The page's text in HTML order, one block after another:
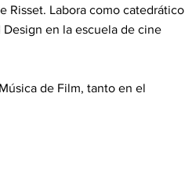
Risset. Labora como catedrático
en la escuela de cine
de Film, tanto en el